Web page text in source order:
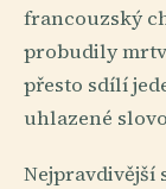
francouzský
probudily
přesto sdílí
uhlazené
Nejpravdivější